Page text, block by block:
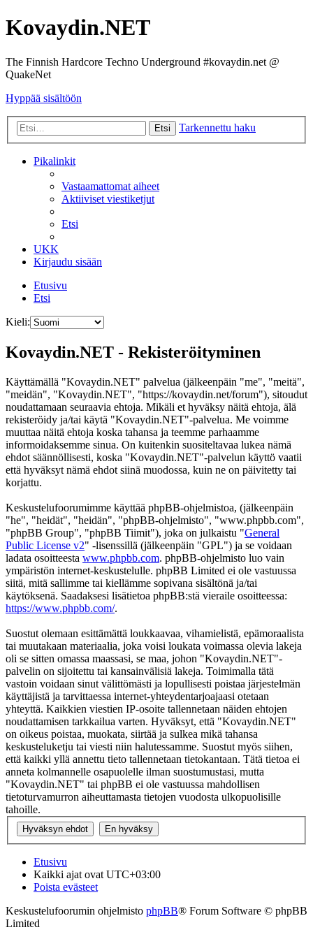
Kovaydin.NET
The Finnish Hardcore Techno Underground #kovaydin.net @
QuakeNet
Hyppää sisältöön
Etsi Tarkennettu haku
Pikalinkit
Vastaamattomat aiheet
Aktiiviset viestiketjut
Etsi
UKK
Kirjaudu sisään
Etusivu
Etsi
Kieli:
Kovaydin.NET - Rekisteröityminen
Käyttämällä "Kovaydin.NET" palvelua (jälkeenpäin "me", "meitä",
"meidän", "Kovaydin.NET", "https://kovaydin.net/forum"), sitoudut
noudattamaan seuraavia ehtoja. Mikäli et hyväksy näitä ehtoja, älä
rekisteröidy ja/tai käytä "Kovaydin.NET"-palvelua. Me voimme
muuttaa näitä ehtoja koska tahansa ja teemme parhaamme
informoidaksemme sinua. On kuitenkin suositeltavaa lukea nämä
ehdot säännöllisesti, koska "Kovaydin.NET"-palvelun käyttö vaatii
että hyväksyt nämä ehdot siinä muodossa, kuin ne on päivitetty tai
korjattu.
Keskustelufoorumimme käyttää phpBB-ohjelmistoa, (jälkeenpäin
"he", "heidät", "heidän", "phpBB-ohjelmisto", "www.phpbb.com",
"phpBB Group", "phpBB Tiimit"), joka on julkaistu "General
Public License v2" -lisenssillä (jälkeenpäin "GPL") ja se voidaan
ladata osoitteesta www.phpbb.com. phpBB-ohjelmisto luo vain
ympäristön internet-keskustelulle. phpBB Limited ei ole vastuussa
siitä, mitä sallimme tai kiellämme sopivana sisältönä ja/tai
käytöksenä. Saadaksesi lisätietoa phpBB:stä vieraile osoitteessa:
https://www.phpbb.com/.
Suostut olemaan esittämättä loukkaavaa, vihamielistä, epämoraalista
tai muutakaan materiaalia, joka voisi loukata voimassa olevia lakeja
oli se sitten omassa maassasi, se maa, johon "Kovaydin.NET"-
palvelin on sijoitettu tai kansainvälisiä lakeja. Toimimalla tätä
vastoin voidaan sinut välittömästi ja lopullisesti poistaa järjestelmän
käyttäjistä ja tarvittaessa internet-yhteydentarjoajaasi otetaan
yhteyttä. Kaikkien viestien IP-osoite tallennetaan näiden ehtojen
noudattamisen tarkkailua varten. Hyväksyt, että "Kovaydin.NET"
on oikeus poistaa, muokata, siirtää ja sulkea mikä tahansa
keskusteluketju tai viesti niin halutessamme. Suostut myös siihen,
että kaikki yllä annettu tieto tallennetaan tietokantaan. Tätä tietoa ei
anneta kolmannelle osapuolelle ilman suostumustasi, mutta
"Kovaydin.NET" tai phpBB ei ole vastuussa mahdollisen
tietoturvamurron aiheuttamasta tietojen vuodosta ulkopuolisille
tahoille.
Etusivu
Kaikki ajat ovat UTC+03:00
Poista evästeet
Keskustelufoorumin ohjelmisto phpBB® Forum Software © phpBB
Limited